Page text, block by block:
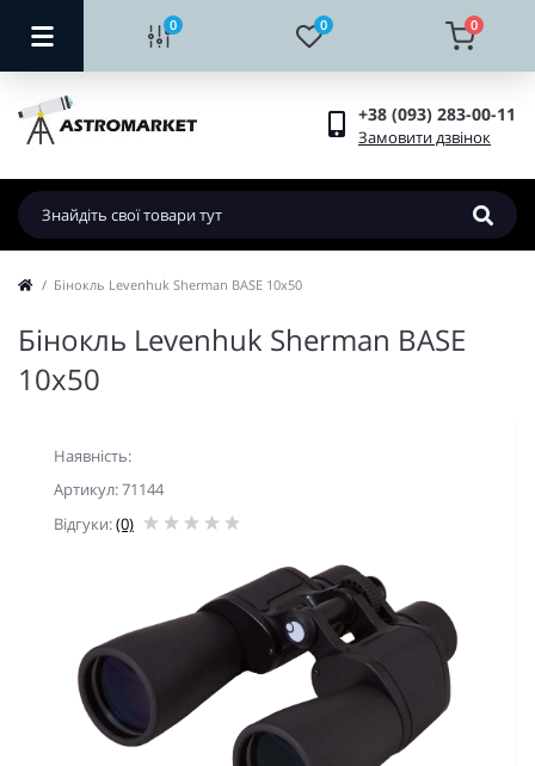
0 0 0
+38 (093) 283-00-11
Замовити дзвінок
Бінокль Levenhuk Sherman BASE 10x50
Бінокль Levenhuk Sherman BASE
10x50
Наявність:
Артикул: 71144
Відгуки:(0)